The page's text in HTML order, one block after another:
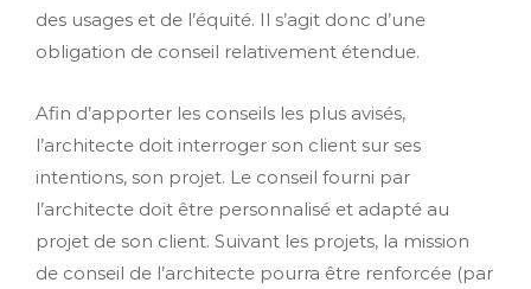
des usages et de l’équité. Il s’agit donc d’une
obligation de conseil relativement étendue.
Afin d’apporter les conseils les plus avisés,
l’architecte doit interroger son client sur ses
intentions, son projet. Le conseil fourni par
l’architecte doit être personnalisé et adapté au
projet de son client. Suivant les projets, la mission
de conseil de l’architecte pourra être renforcée (par